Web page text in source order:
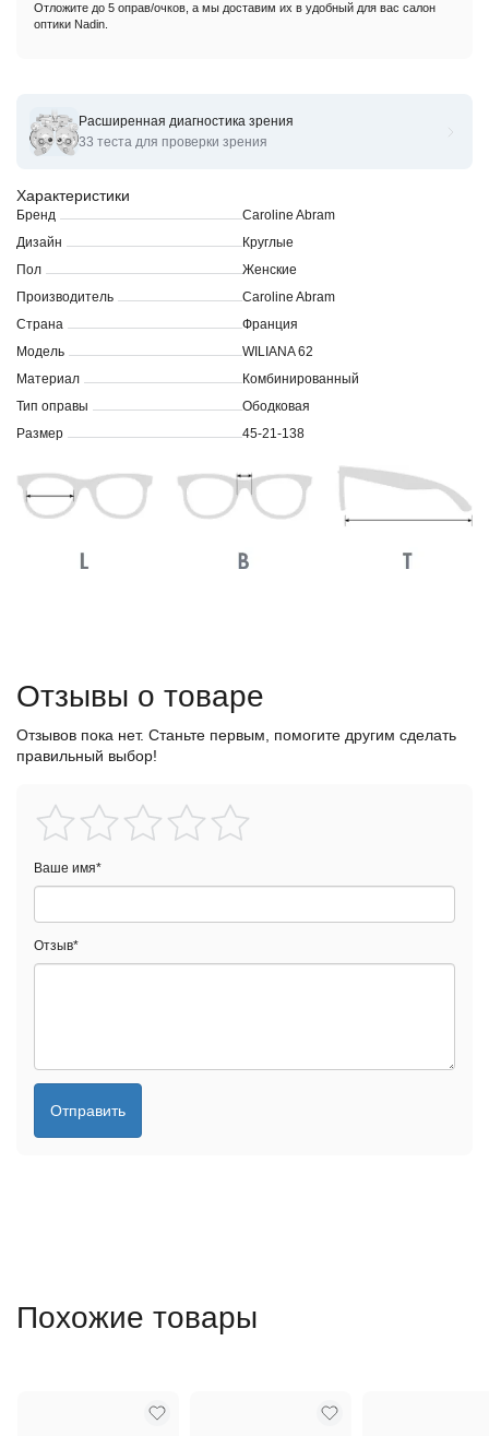
Оправы для очков корригирующих Caroline Abram WILIANA
Характеристики
Бренд
Caroline Abram
Дизайн
Круглые
Пол
Женские
Производитель
Caroline Abram
Страна
Франция
Модель
WILIANA 62
Материал
Комбинированный
Тип оправы
Ободковая
Размер
45-21-138
Отложите до 5 оправ/очков, а мы доставим их в удобный для вас салон
оптики Nadin.
Расширенная диагностика зрения
33 теста для проверки зрения
Отзывы о товаре
Отзывов пока нет. Станьте первым, помогите другим сделать
правильный выбор!
Ваше имя*
Отзыв*
Отправить
Похожие товары